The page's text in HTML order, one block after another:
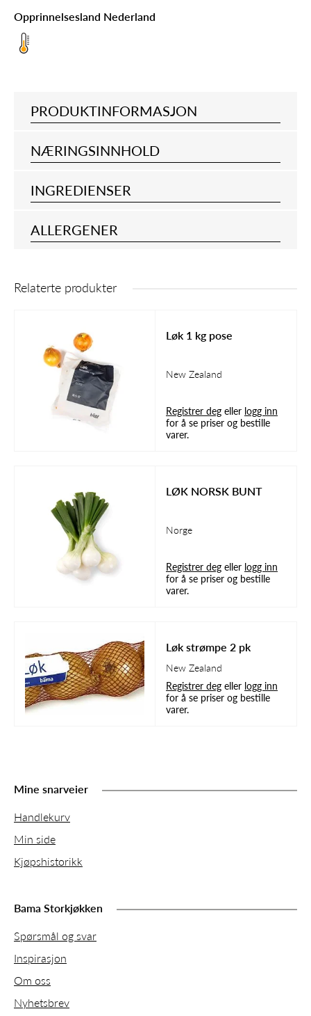
Opprinnelsesland Nederland
PRODUKTINFORMASJON
NÆRINGSINNHOLD
INGREDIENSER
ALLERGENER
Relaterte produkter
Løk 1 kg pose
New Zealand
Registrer deg eller logg inn
for å se priser og bestille
varer.
LØK NORSK BUNT
Norge
Registrer deg eller logg inn
for å se priser og bestille
varer.
Løk strømpe 2 pk
New Zealand
Registrer deg eller logg inn
for å se priser og bestille
varer.
Mine snarveier
Handlekurv
Min side
Kjøpshistorikk
Bama Storkjøkken
Spørsmål og svar
Inspirasjon
Om oss
Nyhetsbrev